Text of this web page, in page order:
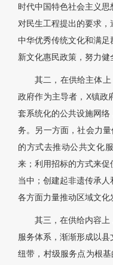
时代中国特色社会主义
对民生工程提出的要求
中华优秀传统文化和满
新文化惠民政策，努力健
其二，在供给主体上
政府作为主导者，X镇政
套系统化的公共设施网
务。另一方面，社会力
的方式去推动公共文化
来；利用招标的方式来
当中；创建起非遗传承
各方面力量推动区域文化
其三，在供给内容
服务体系，渐渐形成以
纽带，村级服务点为根